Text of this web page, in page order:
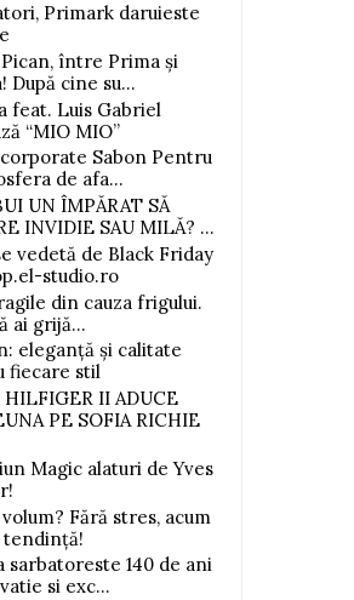
Primark daruieste
între Prima și
După cine su...
feat. Luis Gabriel
“MIO MIO”
Sabon Pentru
de afa...
UN ÎMPĂRAT SĂ
INVIDIE SAU MILĂ? ...
vedetă de Black Friday
studio.ro
din cauza frigului.
ai grijă...
eleganță și calitate
fiecare stil
II ADUCE
PE SOFIA RICHIE
Magic alaturi de Yves
Fără stres, acum
tendință!
sarbatoreste 140 de ani
si exc...